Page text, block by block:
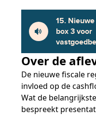
15.
box 3 voor
Over de
De nieuwe fiscale
invloed op de
Wat de
bespreekt